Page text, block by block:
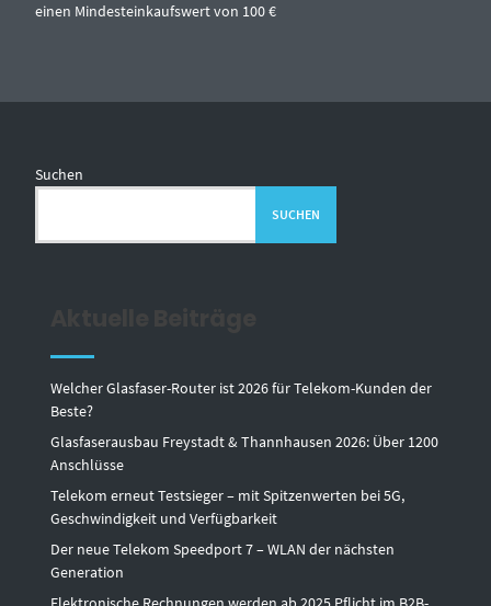
einen Mindesteinkaufswert von 100 €
Suchen
SUCHEN
Welcher Glasfaser-Router ist 2026 für Telekom-Kunden der
Beste?
Glasfaserausbau Freystadt & Thannhausen 2026: Über 1200
Anschlüsse
Telekom erneut Testsieger – mit Spitzenwerten bei 5G,
Geschwindigkeit und Verfügbarkeit
Der neue Telekom Speedport 7 – WLAN der nächsten
Generation